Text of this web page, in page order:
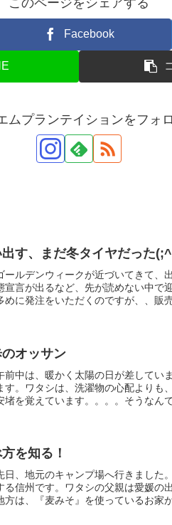
このページをシェアする
Facebook
ムプランテイションをフォ
出す、まだ冬タイヤだった
ールデンウィークが近づいてきて、
宣言が出るなど、先が読めない中で
めに発注をいただくのですが、、販
オッサン
前中は、暖かく太陽の日が差してい
す。ワタシは、洗濯物の心配よりも
堵を覚えています。。。。そうなん
を知る！
日、地元のキャンプ場へ行きまし
る信州です。ワタシの父親は愛媛の
方は、『麦みそ』を使っているお家